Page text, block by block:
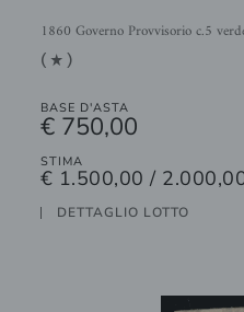
1860 Governo Provvisorio c.5
(1)
BASE D'ASTA
€ 750,00
STIMA
€ 1.500,00 /
DETTAGLIO LOTTO